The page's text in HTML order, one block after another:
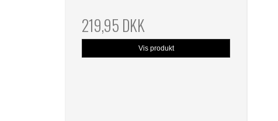
219,95 DKK
Vis produkt